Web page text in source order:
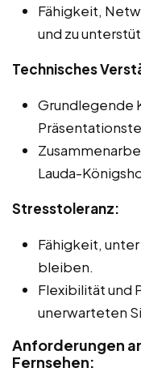
Fähigkeit,
und zu
Technisches
Grundlegende
Lauda-
Stresstoleranz:
Fähigkeit,
bleiben.
Flexibilität und
unerwarteten
Anforderungen
Fernsehen: